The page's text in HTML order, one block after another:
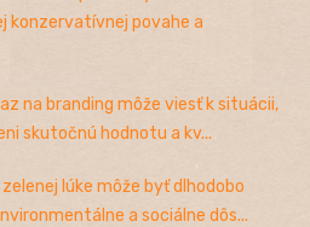
konzervatívnej povahe a
na branding môže viesť k situácii,
skutočnú hodnotu a kv...
lúke môže byť dlhodobo
a sociálne dôs...